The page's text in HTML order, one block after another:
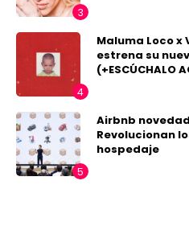
Maluma Loco x
estrena su
(+ESCÚCHALO
Airbnb
Revolucionan
hospedaje